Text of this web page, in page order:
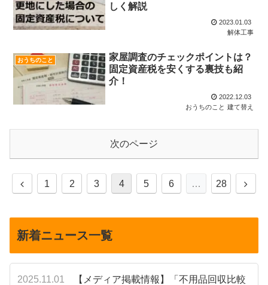
しく解説
2023.01.03
解体工事
おうちのこと
家屋調査のチェックポイントは？
固定資産税を安くする裏技も紹
介！
2022.12.03
おうちのこと 建て替え
次のページ
前
1 2 3 4 5 6 … 28
次
新着ニュース一覧
2025.11.01
【メディア掲載情報】「不用品回収比較